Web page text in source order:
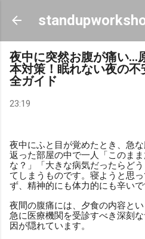
スキップしてメイン
夜中に突然お腹が痛い…
本対策！眠れない夜の
全ガイド
23:19
夜中にふと目が覚めたとき、急
返った部屋の中で一人「このま
な？」「大きな病気だったらど
てしまうものです。寝ようと思
ず、精神的にも体力的にも辛いで
夜間の腹痛には、夕食の内容と
急に医療機関を受診すべき深刻
因が隠れています。